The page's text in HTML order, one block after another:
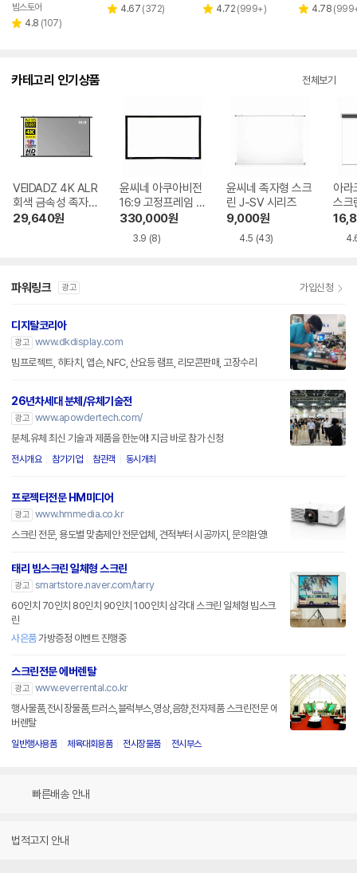
페이
빔스토어
별 4.8 리
(107)
별 4.67 리
(372)
별 4.72 리
(999+)
별 4.78 리
(
카테고리 인기상품 전체보기
VEIDADZ 4K ALR
회색 금속성 족자형
빔프로젝터 스크린
29,640원
윤씨네 아쿠아비전
16:9 고정프레임 스
크린 SA-FH 시리
즈 시네비젼원단
330,000원
3.9 (8)
윤씨네 족자형 스크
린 J-SV 시리즈
9,000원
4.5 (43)
아라
스크
파워링크 광고 가입신청
디지탈코리아
광고 www.dkdisplay.com
빔프로젝트, 히타치, 앱슨, NFC, 산요등 램프, 리모콘판매, 고장수리
26년차세대 분체/유체기술전
광고 www.apowdertech.com/
분체.유체 최신 기술과 제품을 한눈에! 지금 바로 참가 신청
전시개요 참가기업 참관객 동시개최
프로젝터전문 HM미디어
광고 www.hmmedia.co.kr
스크린 전문, 용도별 맞춤제안 전문업체, 견적부터 시공까지, 문의환영!
태리 빔스크린 일체형 스크린
광고 smartstore.naver.com/tarry
60인치 70인치 80인치 90인치 100인치 삼각대 스크린 일체형 빔스크
린
사은품가방증정 이벤트 진행중
스크린전문 에버렌탈
광고 www.everrental.co.kr
행사물품,전시장물품,트러스,블럭부스,영상,음향,전자제품 스크린전문 에
버렌탈
일반행사용품 체육대회용품 전시장물품 전시부스
빠른배송 안내
법적고지 안내